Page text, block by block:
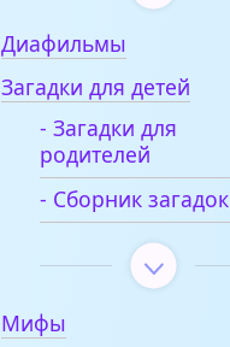
Диафильмы
Загадки для детей
- Загадки для
родителей
- Сборник загадок
Мифы